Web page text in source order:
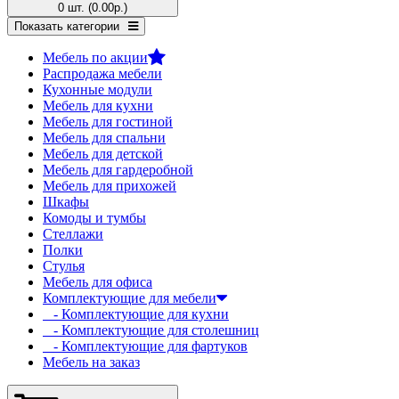
0 шт. (0.00р.)
Показать категории
Мебель по акции
Распродажа мебели
Кухонные модули
Мебель для кухни
Мебель для гостиной
Мебель для спальни
Мебель для детской
Мебель для гардеробной
Мебель для прихожей
Шкафы
Комоды и тумбы
Стеллажи
Полки
Стулья
Мебель для офиса
Комплектующие для мебели
- Комплектующие для кухни
- Комплектующие для столешниц
- Комплектующие для фартуков
Мебель на заказ